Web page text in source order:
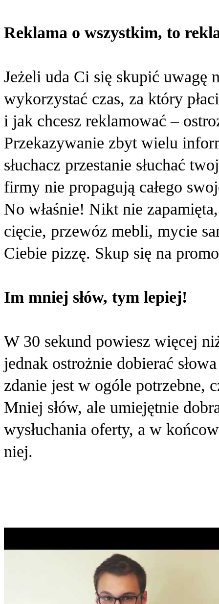
Reklama o wszystkim, to
Jeżeli uda Ci się skupić uwagę
wykorzystać czas, za który
i jak chcesz reklamować –
Przekazywanie zbyt wielu
słuchacz przestanie słuchać
firmy nie propagują całego
No właśnie! Nikt nie
cięcie, przewóz mebli, mycie
Ciebie pizzę. Skup się na
Im mniej słów, tym lepiej!
W 30 sekund powiesz więcej
jednak ostrożnie dobierać
zdanie jest w ogóle potrzebne,
Mniej słów, ale umiejętnie
wysłuchania oferty, a w
niej.